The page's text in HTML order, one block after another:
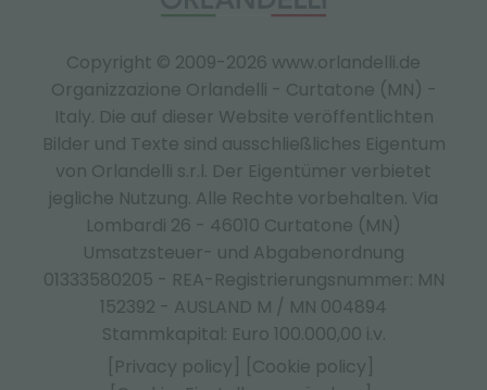
Copyright © 2009-2026 www.orlandelli.de
Organizzazione Orlandelli - Curtatone (MN) -
Italy. Die auf dieser Website veröffentlichten
Bilder und Texte sind ausschließliches Eigentum
von Orlandelli s.r.l. Der Eigentümer verbietet
jegliche Nutzung. Alle Rechte vorbehalten. Via
Lombardi 26 - 46010 Curtatone (MN)
Umsatzsteuer- und Abgabenordnung
01333580205 - REA-Registrierungsnummer: MN
152392 - AUSLAND M / MN 004894
Stammkapital: Euro 100.000,00 i.v.
[Privacy policy]
[Cookie policy]